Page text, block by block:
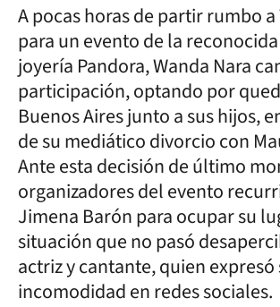
A pocas horas de partir rumbo
para un evento de la
joyería Pandora, Wanda Nara
participación, optando por
Buenos Aires junto a sus hijos,
de su mediático divorcio con
Ante esta decisión de último
organizadores del evento
Jimena Barón para ocupar su
situación que no pasó
actriz y cantante, quien expresó
incomodidad en redes sociales.